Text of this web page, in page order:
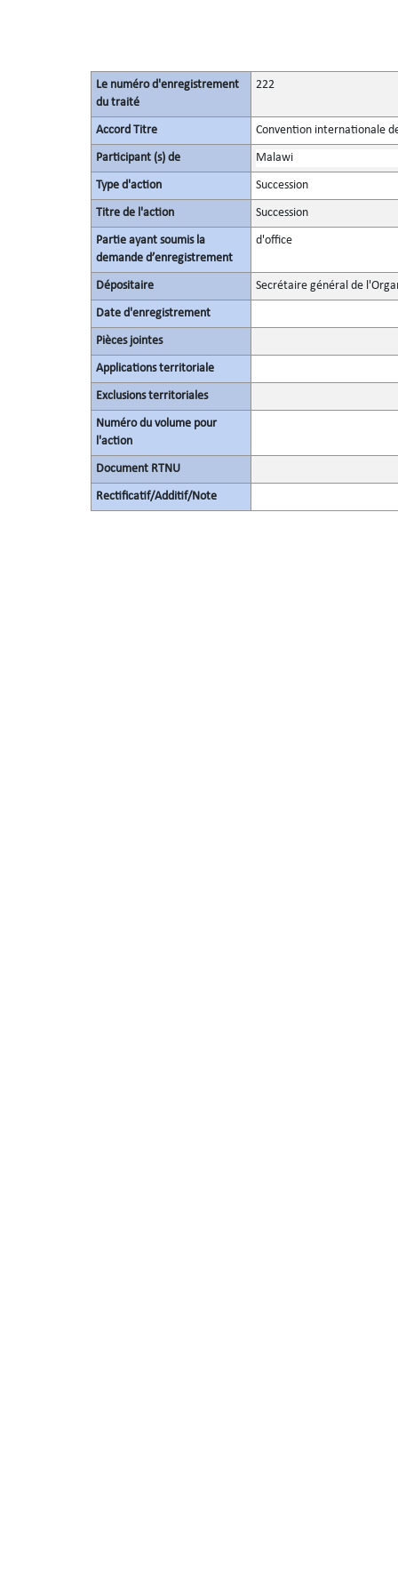
Le numéro d'enregistrement
du traité
222
Accord Titre Convention internationale
Participant (s) de Malawi
Type d'action Succession
Titre de l'action Succession
Partie ayant soumis la
demande d’enregistrement
d'office
Dépositaire Secrétaire général de
Date d'enregistrement
Pièces jointes
Applications territoriale
Exclusions territoriales
Numéro du volume pour
l'action
Document RTNU
Rectificatif/Additif/Note